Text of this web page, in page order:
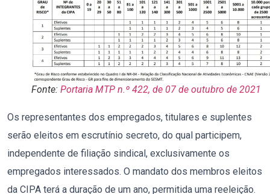
Fonte: Portaria MTP n.º 422, de 07 de outubro de 2021
Os representantes dos empregados, titulares e suplentes
serão eleitos em escrutínio secreto, do qual participem,
independente de filiação sindical, exclusivamente os
empregados interessados. O mandato dos membros eleitos
da CIPA terá a duração de um ano, permitida uma reeleição.